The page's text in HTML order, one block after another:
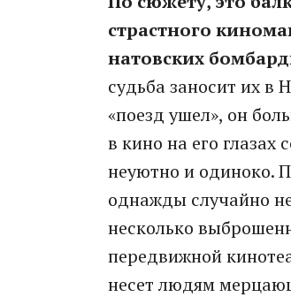
страстного
натовских
судьба заносит их в
«поезд ушел», он
в кино на его
неуютно и одиноко.
однажды случайно
несколько
передвижной
несет людям